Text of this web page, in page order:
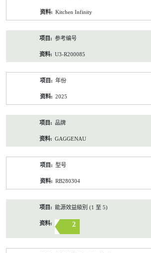
Kitchen Infinity
参考编号
U3-R200085
年份
2025
品牌
GAGGENAU
型号
RB280304
能源效益級別 (1 至 5)
2